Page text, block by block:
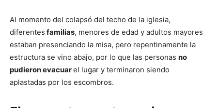
Al momento del colapsó del techo de la iglesia,
diferentes familias, menores de edad y adultos mayores
estaban presenciando la misa, pero repentinamente la
estructura se vino abajo, por lo que las personas no
pudieron evacuarel lugar y terminaron siendo
aplastadas por los escombros.